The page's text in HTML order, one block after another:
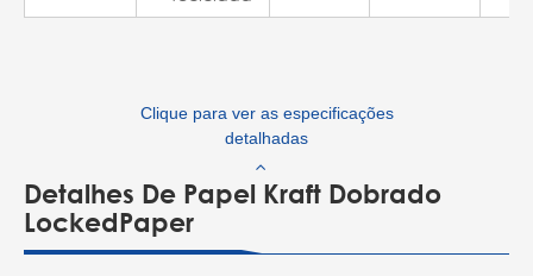
Clique para ver as especificações
detalhadas
Detalhes De Papel Kraft Dobrado
LockedPaper